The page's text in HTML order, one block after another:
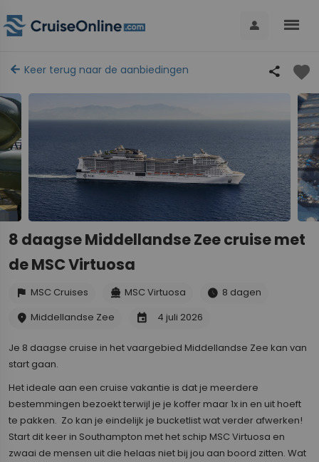
person menu
arrow_back Keer terug naar de aanbiedingen share favorite
8 daagse Middellandse Zee cruise met
de MSC Virtuosa
flag MSC Cruises directions_boat MSC Virtuosa schedule 8 dagen
place Middellandse Zee event 4 juli 2026
Je 8 daagse cruise in het vaargebied Middellandse Zee kan van
start gaan.
Het ideale aan een cruise vakantie is dat je meerdere
bestemmingen bezoekt terwijl je je koffer maar 1x in en uit hoeft
te pakken. Zo kan je eindelijk je bucketlist wat verder afwerken!
Start dit keer in Southampton met het schip MSC Virtuosa en
zwaai de mensen uit die helaas niet bij jou aan boord zitten. Wat